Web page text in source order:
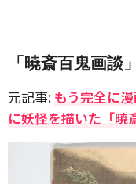
「暁斎百鬼画談
元記事: もう完全に
に妖怪を描いた「暁